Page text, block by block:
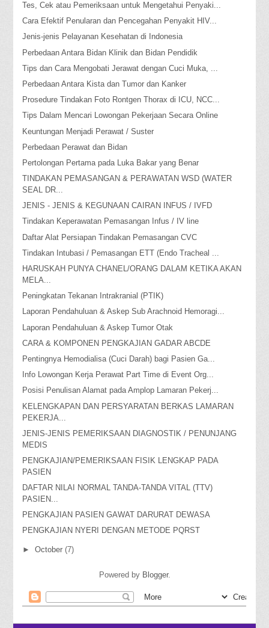
Tes, Cek atau Pemeriksaan untuk Mengetahui Penyaki...
Cara Efektif Penularan dan Pencegahan Penyakit HIV...
Jenis-jenis Pelayanan Kesehatan di Indonesia
Perbedaan Antara Bidan Klinik dan Bidan Pendidik
Tips dan Cara Mengobati Jerawat dengan Cuci Muka, ...
Perbedaan Antara Kista dan Tumor dan Kanker
Prosedure Tindakan Foto Rontgen Thorax di ICU, NCC...
Tips Dalam Mencari Lowongan Pekerjaan Secara Online
Keuntungan Menjadi Perawat / Suster
Perbedaan Perawat dan Bidan
Pertolongan Pertama pada Luka Bakar yang Benar
TINDAKAN PEMASANGAN & PERAWATAN WSD (WATER
SEAL DR...
JENIS - JENIS & KEGUNAAN CAIRAN INFUS / IVFD
Tindakan Keperawatan Pemasangan Infus / IV line
Daftar Alat Persiapan Tindakan Pemasangan CVC
Tindakan Intubasi / Pemasangan ETT (Endo Tracheal ...
HARUSKAH PUNYA CHANEL/ORANG DALAM KETIKA AKAN
MELA...
Peningkatan Tekanan Intrakranial (PTIK)
Laporan Pendahuluan & Askep Sub Arachnoid Hemoragi...
Laporan Pendahuluan & Askep Tumor Otak
CARA & KOMPONEN PENGKAJIAN GADAR ABCDE
Pentingnya Hemodialisa (Cuci Darah) bagi Pasien Ga...
Info Lowongan Kerja Perawat Part Time di Event Org...
Posisi Penulisan Alamat pada Amplop Lamaran Pekerj...
KELENGKAPAN DAN PERSYARATAN BERKAS LAMARAN
PEKERJA...
JENIS-JENIS PEMERIKSAAN DIAGNOSTIK / PENUNJANG
MEDIS
PENGKAJIAN/PEMERIKSAAN FISIK LENGKAP PADA
PASIEN
DAFTAR NILAI NORMAL TANDA-TANDA VITAL (TTV)
PASIEN...
PENGKAJIAN PASIEN GAWAT DARURAT DEWASA
PENGKAJIAN NYERI DENGAN METODE PQRST
►October(7)
Powered by Blogger.